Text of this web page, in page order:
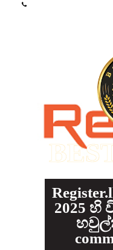
content
2025 හි